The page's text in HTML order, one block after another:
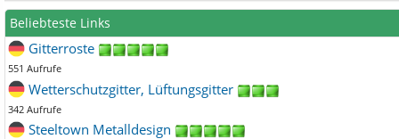
Beliebteste Links
Gitterroste
551 Aufrufe
Wetterschutzgitter, Lüftungsgitter
342 Aufrufe
Steeltown Metalldesign